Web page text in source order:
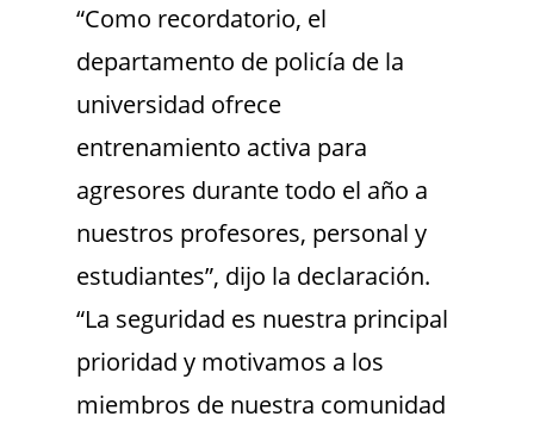
“Como recordatorio, el
departamento de policía de la
universidad ofrece
entrenamiento activa para
agresores durante todo el año a
nuestros profesores, personal y
estudiantes”, dijo la declaración.
“La seguridad es nuestra principal
prioridad y motivamos a los
miembros de nuestra comunidad